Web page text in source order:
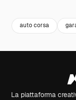
auto corsa
La piattaforma